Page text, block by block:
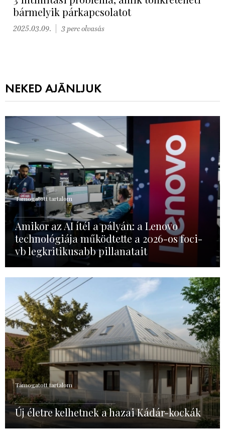
bármelyik párkapcsolatot
2025.03.09. 3 perc olvasás
NEKED AJÁNLJUK
Támogatott tartalom
Amikor az AI ítél a pályán: a Lenovo
technológiája működtette a 2026-os foci-
vb legkritikusabb pillanatait
Támogatott tartalom
Új életre kelhetnek a hazai Kádár-kockák